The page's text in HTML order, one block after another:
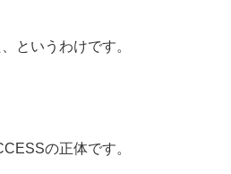
というわけです。
の正体です。